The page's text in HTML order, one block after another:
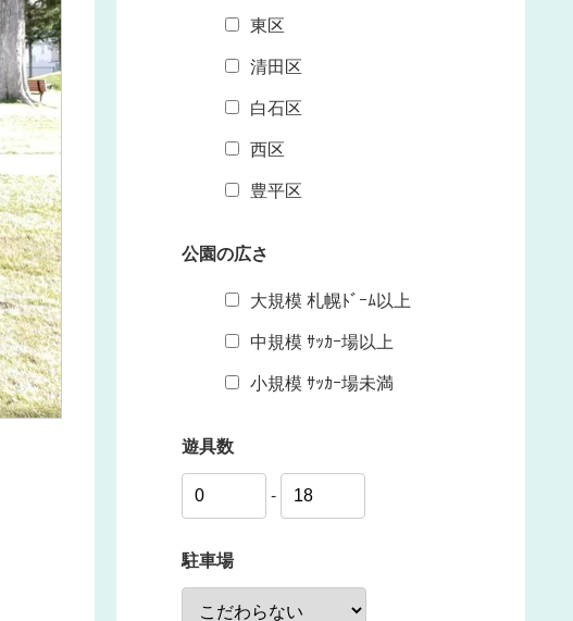
東区
清田区
白石区
西区
豊平区
公園の広さ
大規模 札幌ﾄﾞｰﾑ以上
中規模 ｻｯｶｰ場以上
小規模 ｻｯｶｰ場未満
遊具数
-
駐車場